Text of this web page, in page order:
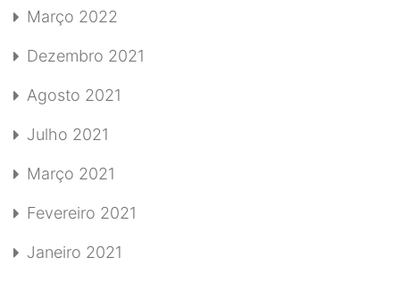
Março 2022
Dezembro 2021
Agosto 2021
Julho 2021
Março 2021
Fevereiro 2021
Janeiro 2021